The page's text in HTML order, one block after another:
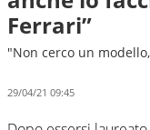
Ferrari”
"Non cerco un
29/04/21 09:45